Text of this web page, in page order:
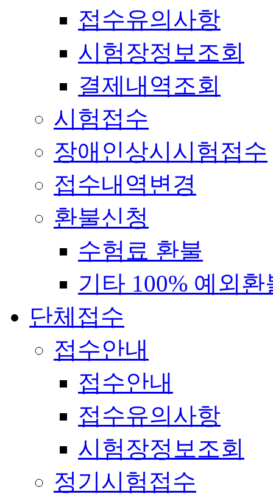
접수유의사항
시험장정보조회
결제내역조회
시험접수
장애인상시시험접수
접수내역변경
환불신청
수험료 환불
기타 100% 예외환
단체접수
접수안내
접수안내
접수유의사항
시험장정보조회
정기시험접수